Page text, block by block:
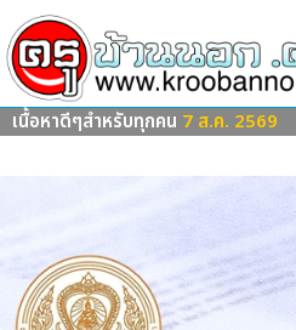
เนื้อหาดีๆสำหรับทุกคน 7 ส.ค. 2569